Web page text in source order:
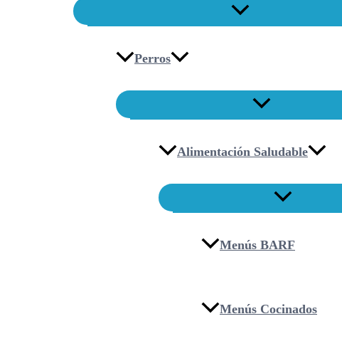
Perros
Alimentación Saludable
Menús BARF
Menús Cocinados